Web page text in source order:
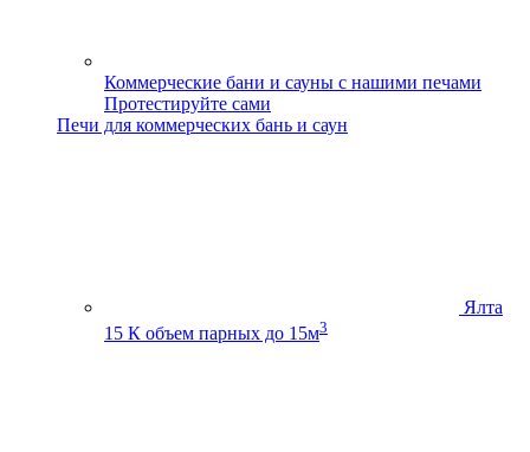
Коммерческие бани и сауны с нашими печами
Протестируйте сами
Печи для коммерческих бань и саун
Ялта
15 К объем парных до 15м3